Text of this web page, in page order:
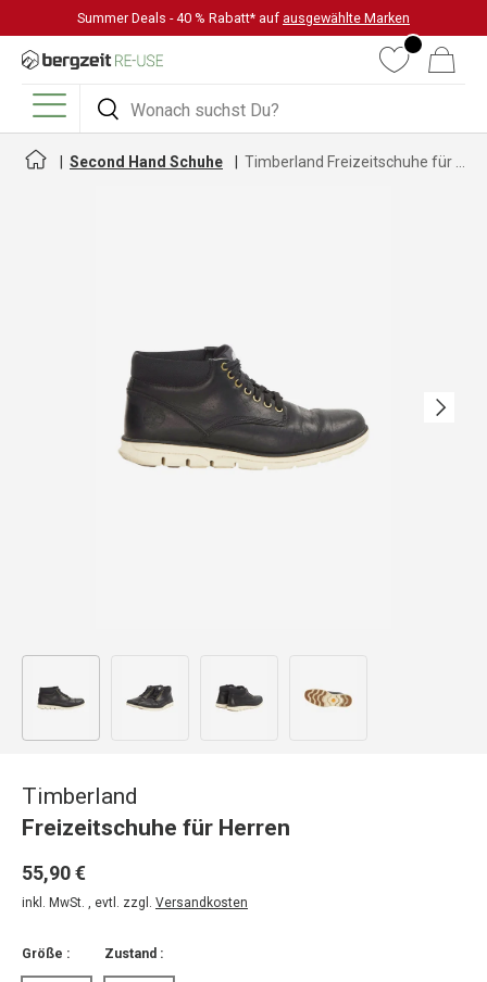
DIREKT ZUM INHALT
Summer Deals - 40 % Rabatt* auf ausgewählte Marken
Suchen
Suchen
WunschlisteWarenkorb
Menü
Second Hand Schuhe
Nächste
Bild 1 in Galerieansicht laden
Timberland
Freizeitschuhe für Herren
55,90 €
inkl. MwSt. , evtl. zzgl. Versandkosten
Größe : Zustand :